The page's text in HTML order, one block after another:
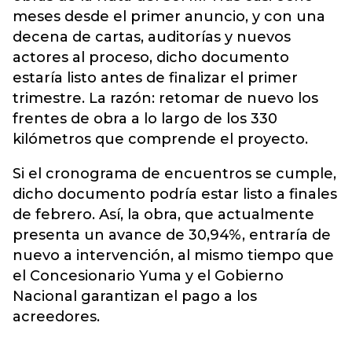
meses desde el primer anuncio, y con una
decena de cartas, auditorías y nuevos
actores al proceso, dicho documento
estaría listo antes de finalizar el primer
trimestre. La razón: retomar de nuevo los
frentes de obra a lo largo de los 330
kilómetros que comprende el proyecto.
Si el cronograma de encuentros se cumple,
dicho documento podría estar listo a finales
de febrero. Así, la obra, que actualmente
presenta un avance de 30,94%, entraría de
nuevo a intervención, al mismo tiempo que
el Concesionario Yuma y el Gobierno
Nacional garantizan el pago a los
acreedores.